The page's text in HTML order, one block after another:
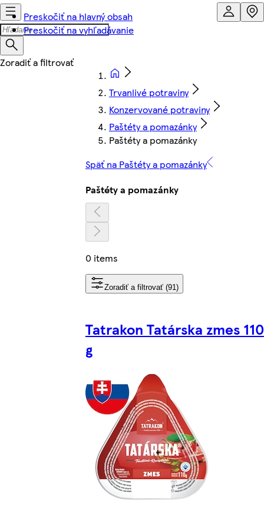
Preskočiť na hlavný obsah
Preskočiť na vyhľadávanie
Trvanlivé potraviny
Konzervované potraviny
Paštéty a pomazánky
Paštéty a pomazánky
Späť na Paštéty a pomazánky
Paštéty a pomazánky
0 items
Zoradiť a filtrovať (91)
Tatrakon Tatárska zmes 110
g